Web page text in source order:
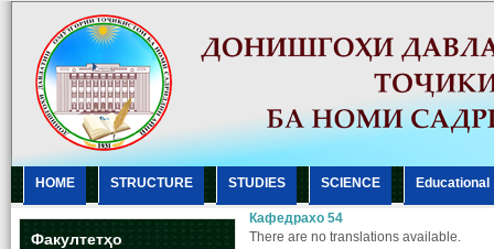
HOME STRUCTURE STUDIES SCIENCE Еducational
Факултетҳо
Кафедрахо 54
There are no translations available.